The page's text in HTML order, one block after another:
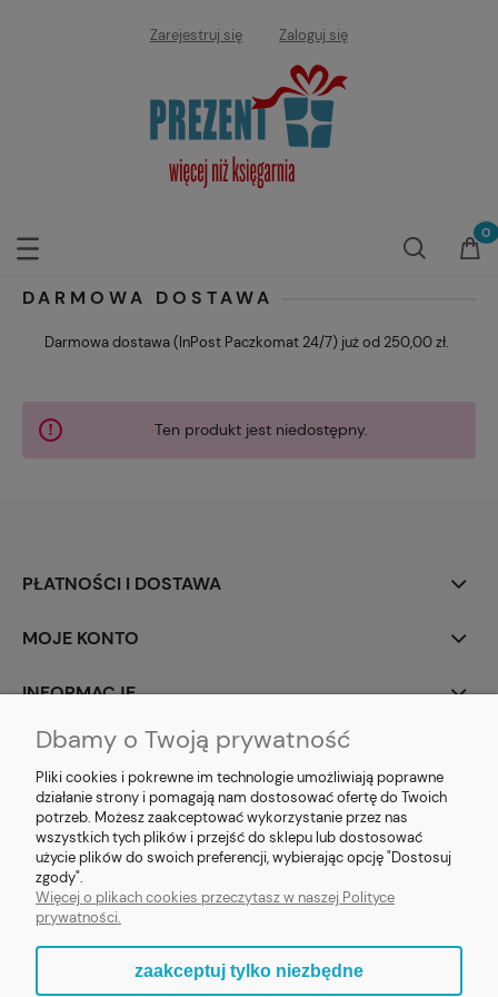
Zarejestruj się Zaloguj się
DARMOWA DOSTAWA
Darmowa dostawa (InPost Paczkomat 24/7) już od 250,00 zł.
Ten produkt jest niedostępny.
PŁATNOŚCI I DOSTAWA
MOJE KONTO
INFORMACJE
SOCIAL MEDIA
E-prezent.org|sprzedaz@e-prezent.org.pl| Tel.:511546060| NIP:
1133029322 | REGON: 388212193 | Skaryszewska 12, 03-802 Warszawa
© 2021 Księgarnia PREZENT
Dbamy o Twoją prywatność
Pliki cookies i pokrewne im technologie umożliwiają poprawne
działanie strony i pomagają nam dostosować ofertę do Twoich
potrzeb. Możesz zaakceptować wykorzystanie przez nas
wszystkich tych plików i przejść do sklepu lub dostosować
użycie plików do swoich preferencji, wybierając opcję "Dostosuj
zgody".
Więcej o plikach cookies przeczytasz w naszej Polityce
prywatności.
zaakceptuj tylko niezbędne